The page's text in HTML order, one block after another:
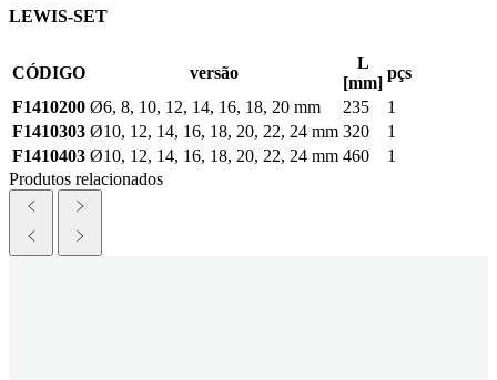
LEWIS-SET
CÓDIGO versão
L
[mm]
pçs
F1410200 Ø6, 8, 10, 12, 14, 16, 18, 20 mm 235
1
F1410303 Ø10, 12, 14, 16, 18, 20, 22, 24 mm 320
1
F1410403 Ø10, 12, 14, 16, 18, 20, 22, 24 mm 460
1
Produtos relacionados